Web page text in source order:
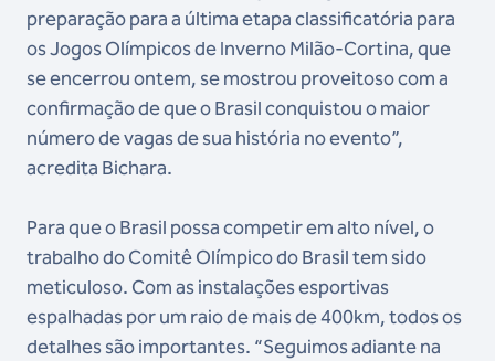
preparação para a última etapa classificatória para
os Jogos Olímpicos de Inverno Milão-Cortina, que
se encerrou ontem, se mostrou proveitoso com a
confirmação de que o Brasil conquistou o maior
número de vagas de sua história no evento”,
acredita Bichara.
Para que o Brasil possa competir em alto nível, o
trabalho do Comitê Olímpico do Brasil tem sido
meticuloso. Com as instalações esportivas
espalhadas por um raio de mais de 400km, todos os
detalhes são importantes. “Seguimos adiante na